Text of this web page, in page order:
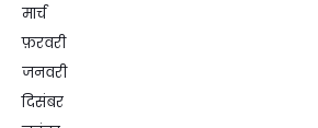
मार्च
फ़रवरी
जनवरी
दिसंबर